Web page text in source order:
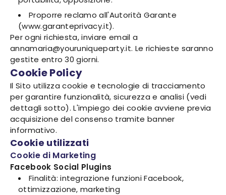
Proporre reclamo all'Autorità Garante
(www.garanteprivacy.it).
Per ogni richiesta, inviare email a
annamaria@youruniqueparty.it. Le richieste saranno
gestite entro 30 giorni.
Cookie Policy
Il Sito utilizza cookie e tecnologie di tracciamento
per garantire funzionalità, sicurezza e analisi (vedi
dettagli sotto). L'impiego dei cookie avviene previa
acquisizione del consenso tramite banner
informativo.
Cookie utilizzati
Cookie di Marketing
Facebook Social Plugins
Finalità: integrazione funzioni Facebook,
ottimizzazione, marketing